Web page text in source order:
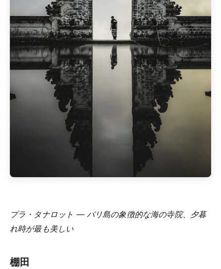
プラ・タナロット — バリ島の象徴的な海の寺院、夕暮
れ時が最も美しい
棚田